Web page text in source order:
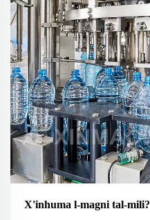
X'inhuma l-magni tal-mili?